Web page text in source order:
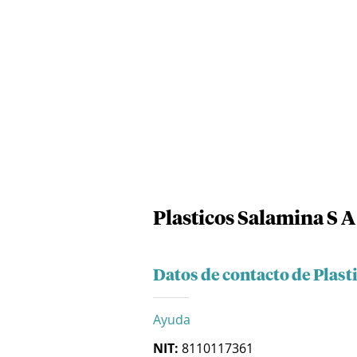
Plasticos Salamina S A
Datos de contacto de
Ayuda
NIT: 8110117361